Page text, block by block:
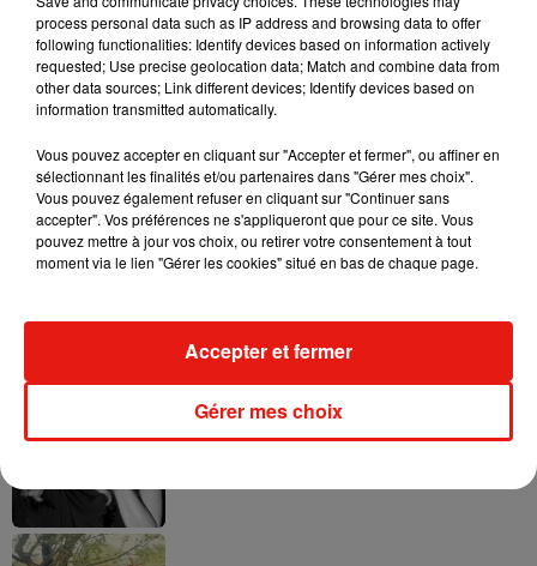
Musique
Julien Lieb s’essaye à la vie de chatelain
Madonna sort enfin le remix de « Love
process personal data such as IP address and browsing data to offer
following functionalities: Identify devices based on information actively
requested; Use precise geolocation data; Match and combine data from
other data sources; Link different devices; Identify devices based on
information transmitted automatically.
Vous pouvez accepter en cliquant sur "Accepter et fermer", ou affiner en
sélectionnant les finalités et/ou partenaires dans "Gérer mes choix".
Vous pouvez également refuser en cliquant sur "Continuer sans
accepter". Vos préférences ne s'appliqueront que pour ce site. Vous
pouvez mettre à jour vos choix, ou retirer votre consentement à tout
moment via le lien "Gérer les cookies" situé en bas de chaque page.
Gérer mes choix
Accepter et fermer